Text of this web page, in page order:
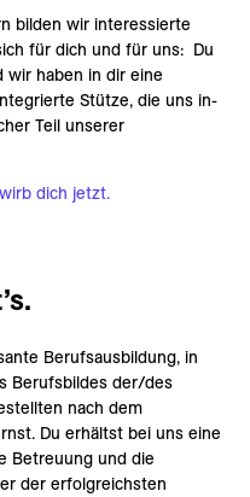
bilden wir interessierte
für dich und für uns: Du
haben in dir eine
Stütze, die uns in-
Teil unserer
dich jetzt.
Berufsausbildung, in
Berufsbildes der/des
nach dem
Du erhältst bei uns eine
Betreuung und die
der erfolgreichsten